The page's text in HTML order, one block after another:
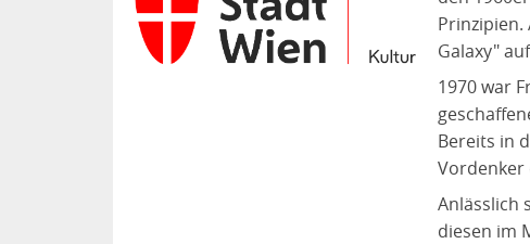
Prinzipien.
Galaxy"
1970 war
Bereits in
Vordenker
Anlässlich
diesen im